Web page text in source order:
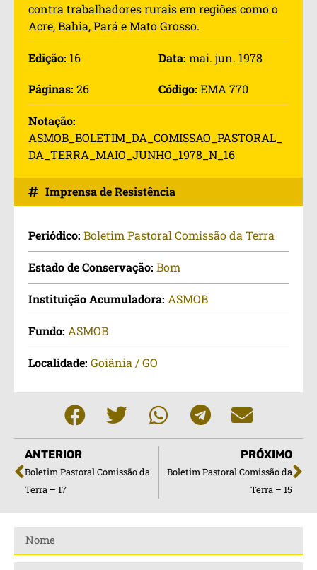
contra trabalhadores rurais em regiões como o
Acre, Bahia, Pará e Mato Grosso.
Edição: 16 Data: mai. jun. 1978
Páginas: 26 Código: EMA 770
Notação:
ASMOB_BOLETIM_DA_COMISSAO_PASTORAL_
DA_TERRA_MAIO_JUNHO_1978_N_16
Imprensa de Resistência
Periódico: Boletim Pastoral Comissão da Terra
Estado de Conservação: Bom
Instituição Acumuladora: ASMOB
Fundo: ASMOB
Localidade: Goiânia / GO
ANTERIOR
Boletim Pastoral Comissão da
Terra – 17
PRÓXIMO
Boletim Pastoral Comissão da
Terra – 15